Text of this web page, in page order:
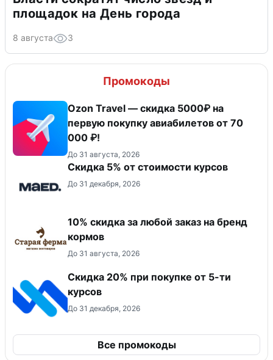
площадок на День города
8 августа 3
Промокоды
Ozon Travel — скидка 5000₽ на
первую покупку авиабилетов от 70
000 ₽!
До 31 августа, 2026
Скидка 5% от стоимости курсов
До 31 декабря, 2026
10% скидка за любой заказ на бренд
кормов
До 31 августа, 2026
Скидка 20% при покупке от 5-ти
курсов
До 31 декабря, 2026
Все промокоды